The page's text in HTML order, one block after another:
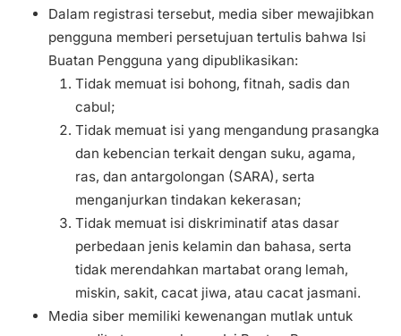
Dalam registrasi tersebut, media siber mewajibkan
pengguna memberi persetujuan tertulis bahwa Isi
Buatan Pengguna yang dipublikasikan:
Tidak memuat isi bohong, fitnah, sadis dan
cabul;
Tidak memuat isi yang mengandung prasangka
dan kebencian terkait dengan suku, agama,
ras, dan antargolongan (SARA), serta
menganjurkan tindakan kekerasan;
Tidak memuat isi diskriminatif atas dasar
perbedaan jenis kelamin dan bahasa, serta
tidak merendahkan martabat orang lemah,
miskin, sakit, cacat jiwa, atau cacat jasmani.
Media siber memiliki kewenangan mutlak untuk